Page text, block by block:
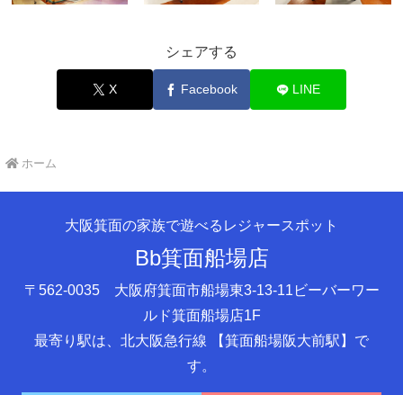
シェアする
X Facebook LINE
ホーム
大阪箕面の家族で遊べるレジャースポット
Bb箕面船場店
〒562-0035 大阪府箕面市船場東3-13-11ビーバーワー
ルド箕面船場店1F
最寄り駅は、北大阪急行線 【箕面船場阪大前駅】で
す。